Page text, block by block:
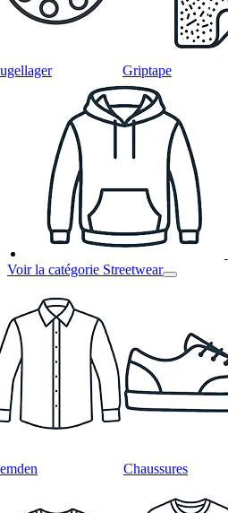
Griptape
Voir la catégorie Streetwear
Chaussures